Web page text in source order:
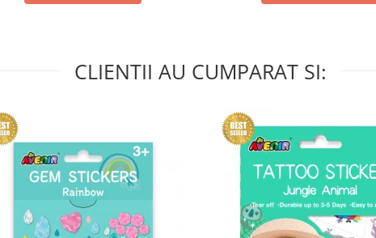
CLIENTII AU CUMPARAT SI: